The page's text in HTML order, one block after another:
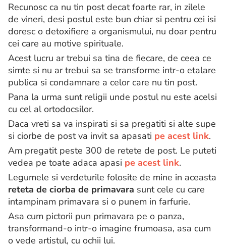
Recunosc ca nu tin post decat foarte rar, in zilele
de vineri, desi postul este bun chiar si pentru cei isi
doresc o detoxifiere a organismului, nu doar pentru
cei care au motive spirituale.
Acest lucru ar trebui sa tina de fiecare, de ceea ce
simte si nu ar trebui sa se transforme intr-o etalare
publica si condamnare a celor care nu tin post.
Pana la urma sunt religii unde postul nu este acelsi
cu cel al ortodocsilor.
Daca vreti sa va inspirati si sa pregatiti si alte supe
si ciorbe de post va invit sa apasati pe acest link.
Am pregatit peste 300 de retete de post. Le puteti
vedea pe toate adaca apasi pe acest link.
Legumele si verdeturile folosite de mine in aceasta
reteta de ciorba de primavara sunt cele cu care
intampinam primavara si o punem in farfurie.
Asa cum pictorii pun primavara pe o panza,
transformand-o intr-o imagine frumoasa, asa cum
o vede artistul, cu ochii lui.